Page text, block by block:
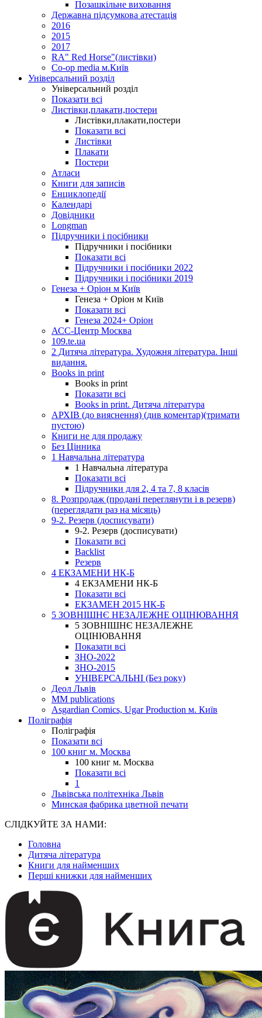
Позашкільне виховання
Державна підсумкова атестація
2016
2015
2017
RA" Red Horse"(листівки)
Co-op media м.Київ
Універсальний розділ
Універсальний розділ
Показати всі
Листівки,плакати,постери
Листівки,плакати,постери
Показати всі
Листівки
Плакати
Постери
Атласи
Книги для записів
Енциклопедії
Календарі
Довідники
Longman
Підручники і посібники
Підручники і посібники
Показати всі
Підручники і посібники 2022
Підручники і посібники 2019
Генеза + Оріон м Київ
Генеза + Оріон м Київ
Показати всі
Генеза 2024+ Оріон
АСС-Центр Москва
109.te.ua
2 Дитяча література. Художня література. Інші
видання.
Books in print
Books in print
Показати всі
Books in print. Дитяча література
АРХІВ (до вияснення) (див коментар)(тримати
пустою)
Книги не для продажу
Без Цінника
1 Навчальна література
1 Навчальна література
Показати всі
Підручники для 2, 4 та 7, 8 класів
8. Розпродаж (продані переглянути і в резерв)
(переглядати раз на місяць)
9-2. Резерв (досписувати)
9-2. Резерв (досписувати)
Показати всі
Backlist
Резерв
4 ЕКЗАМЕНИ НК-Б
4 ЕКЗАМЕНИ НК-Б
Показати всі
ЕКЗАМЕН 2015 НК-Б
5 ЗОВНІШНЄ НЕЗАЛЕЖНЕ ОЦІНЮВАННЯ
5 ЗОВНІШНЄ НЕЗАЛЕЖНЕ
ОЦІНЮВАННЯ
Показати всі
ЗНО-2022
ЗНО-2015
УНІВЕРСАЛЬНІ (Без року)
Деол Львів
MM publications
Asgardian Comics, Ugar Production м. Київ
Поліграфія
Поліграфія
Показати всі
100 книг м. Москва
100 книг м. Москва
Показати всі
1
Львівська політехніка Львів
Минская фабрика цветной печати
СЛІДКУЙТЕ ЗА НАМИ:
Головна
Дитяча література
Книги для найменших
Перші книжки для найменших